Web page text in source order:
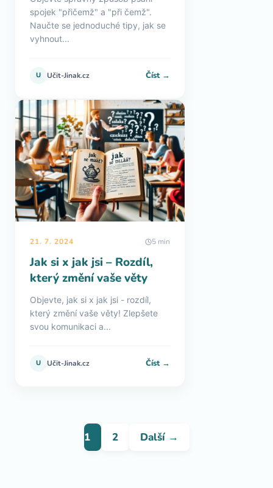
spojek "přičemž" a "při čemž".
Naučte se jednoduché tipy, jak se
vyhnout...
U Učit-Jinak.cz Číst →
21. 7. 2024 5 min
Jak si x jak jsi – Rozdíl,
který změní vaše věty
Objevte, jak si x jak jsi - rozdíl,
který změní vaše věty! Zlepšete
svou komunikaci a...
U Učit-Jinak.cz Číst →
1 2 Další →